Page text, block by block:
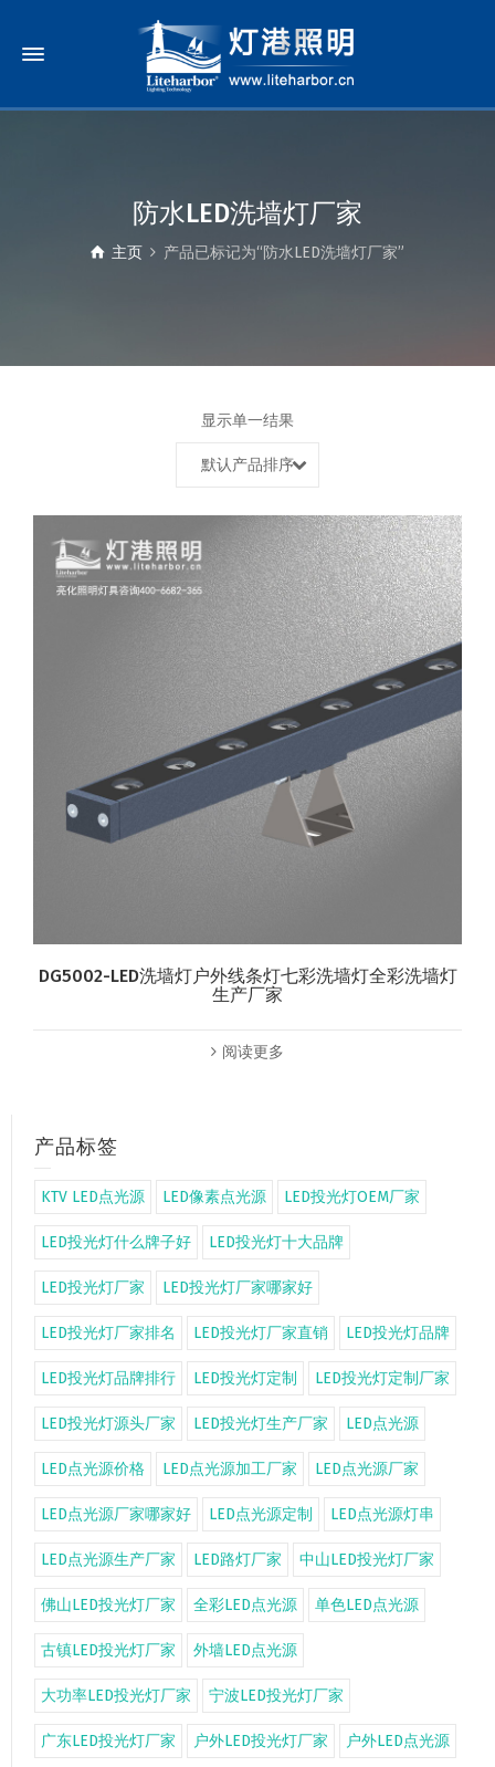
防水LED洗墙灯厂家
主页 产品已标记为“防水LED洗墙灯厂家”
显示单一结果
默认产品排序
DG5002-LED洗墙灯户外线条灯七彩洗墙灯全彩洗墙灯
生产厂家
阅读更多
产品标签
KTV LED点光源 LED像素点光源 LED投光灯OEM厂家
LED投光灯什么牌子好 LED投光灯十大品牌
LED投光灯厂家 LED投光灯厂家哪家好
LED投光灯厂家排名 LED投光灯厂家直销 LED投光灯品牌
LED投光灯品牌排行 LED投光灯定制 LED投光灯定制厂家
LED投光灯源头厂家 LED投光灯生产厂家 LED点光源
LED点光源价格 LED点光源加工厂家 LED点光源厂家
LED点光源厂家哪家好 LED点光源定制 LED点光源灯串
LED点光源生产厂家 LED路灯厂家 中山LED投光灯厂家
佛山LED投光灯厂家 全彩LED点光源 单色LED点光源
古镇LED投光灯厂家 外墙LED点光源
大功率LED投光灯厂家 宁波LED投光灯厂家
广东LED投光灯厂家 户外LED投光灯厂家 户外LED点光源